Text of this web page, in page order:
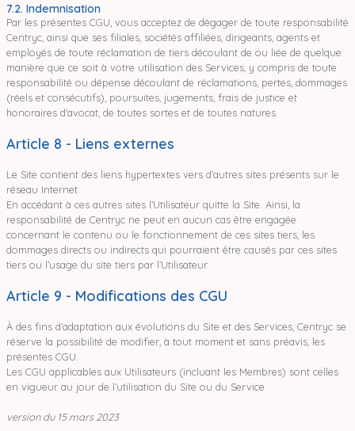
7.2. Indemnisation
Par les présentes CGU, vous acceptez de dégager de toute responsabilité
Centryc, ainsi que ses filiales, sociétés affiliées, dirigeants, agents et
employés de toute réclamation de tiers découlant de ou liée de quelque
manière que ce soit à votre utilisation des Services, y compris de toute
responsabilité ou dépense découlant de réclamations, pertes, dommages
(réels et consécutifs), poursuites, jugements, frais de justice et
honoraires d'avocat, de toutes sortes et de toutes natures.
Article 8 - Liens externes
Le Site contient des liens hypertextes vers d’autres sites présents sur le
réseau Internet.
En accédant à ces autres sites l’Utilisateur quitte la Site. Ainsi, la
responsabilité de Centryc ne peut en aucun cas être engagée
concernant le contenu ou le fonctionnement de ces sites tiers, les
dommages directs ou indirects qui pourraient être causés par ces sites
tiers ou l’usage du site tiers par l’Utilisateur.
Article 9 - Modifications des CGU
À des fins d’adaptation aux évolutions du Site et des Services, Centryc se
réserve la possibilité de modifier, à tout moment et sans préavis, les
présentes CGU.
Les CGU applicables aux Utilisateurs (incluant les Membres) sont celles
en vigueur au jour de l’utilisation du Site ou du Service.
version du 15 mars 2023